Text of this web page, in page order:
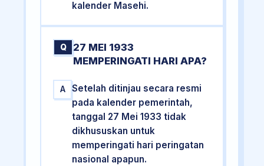
kalender Masehi.
Q
27 MEI 1933
MEMPERINGATI HARI APA?
A
Setelah ditinjau secara resmi
pada kalender pemerintah,
tanggal 27 Mei 1933 tidak
dikhususkan untuk
memperingati hari peringatan
nasional apapun.